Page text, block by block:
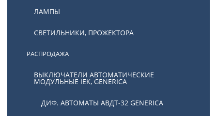
ЛАМПЫ
СВЕТИЛЬНИКИ, ПРОЖЕКТОРА
РАСПРОДАЖА
ВЫКЛЮЧАТЕЛИ АВТОМАТИЧЕСКИЕ
МОДУЛЬНЫЕ IEK, GENERICA
ДИФ. АВТОМАТЫ АВДТ-32 GENERICA